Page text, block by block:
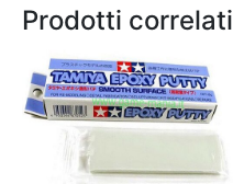
Prodotti correlati